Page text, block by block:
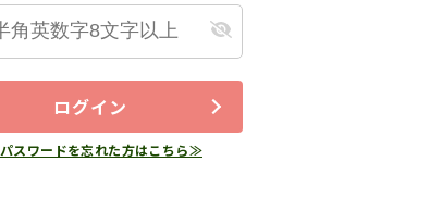
ログイン
パスワードを忘れた方はこちら≫